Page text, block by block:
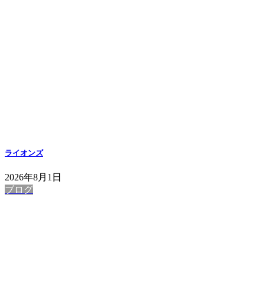
ライオンズ
2026年8月1日
ブログ